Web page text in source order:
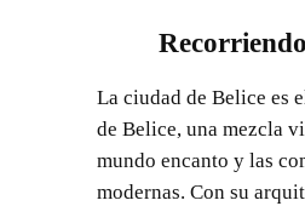
La ciudad de Belice es
de Belice, una mezcla
mundo encanto y las
modernas. Con su